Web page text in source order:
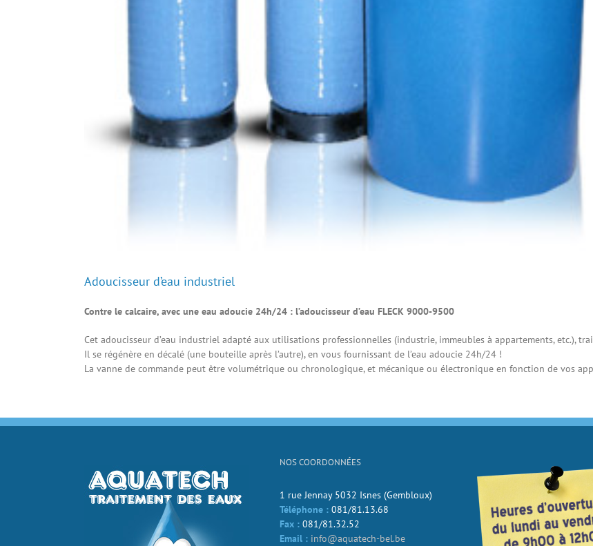
Adoucisseur d’eau industriel
Contre le calcaire, avec une eau adoucie 24h/24 : l’adoucisseur d’eau FLECK 9000-9500
Cet adoucisseur d’eau industriel adapté aux utilisations professionnelles (industrie, immeubles à appartements, etc.),
Il se régénère en décalé (une bouteille après l’autre), en vous fournissant de l’eau adoucie 24h/24 !
La vanne de commande peut être volumétrique ou chronologique, et mécanique ou électronique en fonction de vos
NOS COORDONNÉES
1 rue Jennay 5032 Isnes (Gembloux)
Téléphone : 081/81.13.68
Fax : 081/81.32.52
Email : info@aquatech-bel.be